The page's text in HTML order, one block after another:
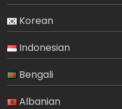
Korean
Indonesian
Bengali
Albanian